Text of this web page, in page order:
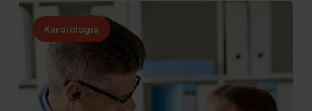
Kardiologia